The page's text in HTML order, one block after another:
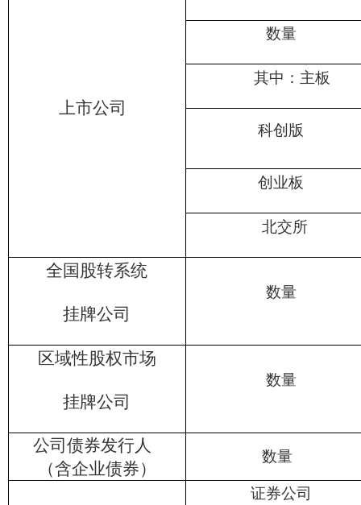
上市公司
数量
其中：主板
科创版
创业板
北交所
全国股转系统
挂牌公司
数量
区域性股权市场
挂牌公司
数量
公司债券发行人
（含企业债券）
数量
证券公司